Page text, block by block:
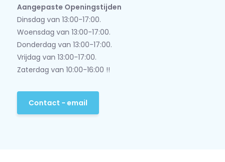
Aangepaste Openingstijden
Dinsdag van 13:00-17:00.
Woensdag van 13:00-17:00.
Donderdag van 13:00-17:00.
Vrijdag van 13:00-17:00.
Zaterdag van 10:00-16:00 !!
Contact - email